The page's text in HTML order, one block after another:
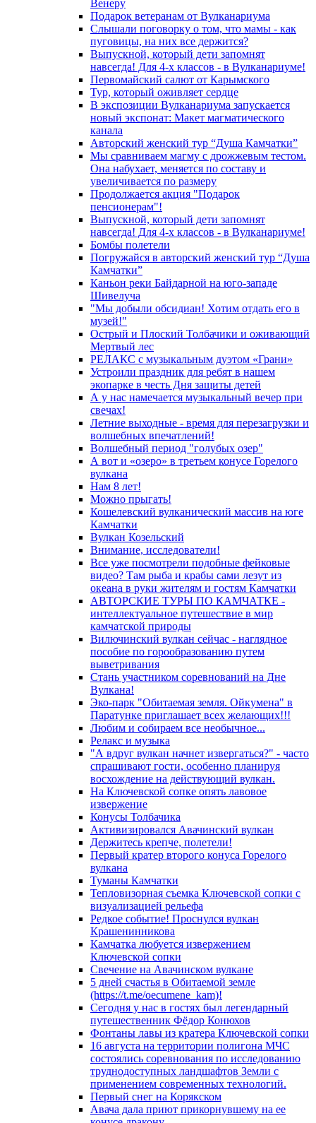
Венеру
Подарок ветеранам от Вулканариума
Слышали поговорку о том, что мамы - как
пуговицы, на них все держится?
Выпускной, который дети запомнят
навсегда! Для 4-х классов - в Вулканариуме!
Первомайский салют от Карымского
Тур, который оживляет сердце
В экспозиции Вулканариума запускается
новый экспонат: Макет магматического
канала
Авторский женский тур “Душа Камчатки”
Мы сравниваем магму с дрожжевым тестом.
Она набухает, меняется по составу и
увеличивается по размеру
Продолжается акция "Подарок
пенсионерам"!
Выпускной, который дети запомнят
навсегда! Для 4-х классов - в Вулканариуме!
Бомбы полетели
Погружайся в авторский женский тур “Душа
Камчатки”
Каньон реки Байдарной на юго-западе
Шивелуча
"Мы добыли обсидиан! Хотим отдать его в
музей!"
Острый и Плоский Толбачики и оживающий
Мертвый лес
РЕЛАКС с музыкальным дуэтом «Грани»
Устроили праздник для ребят в нашем
экопарке в честь Дня защиты детей
А у нас намечается музыкальный вечер при
свечах!
Летние выходные - время для перезагрузки и
волшебных впечатлений!
Волшебный период "голубых озер"
А вот и «озеро» в третьем конусе Горелого
вулкана
Нам 8 лет!
Можно прыгать!
Кошелевский вулканический массив на юге
Камчатки
Вулкан Козельский
Внимание, исследователи!
Все уже посмотрели подобные фейковые
видео? Там рыба и крабы сами лезут из
океана в руки жителям и гостям Камчатки
АВТОРСКИЕ ТУРЫ ПО КАМЧАТКЕ -
интеллектуальное путешествие в мир
камчатской природы
Вилючинский вулкан сейчас - наглядное
пособие по горообразованию путем
выветривания
Стань участником соревнований на Дне
Вулкана!
Эко-парк "Обитаемая земля. Ойкумена" в
Паратунке приглашает всех желающих!!!
Любим и собираем все необычное...
Релакс и музыка
"А вдруг вулкан начнет извергаться?" - часто
спрашивают гости, особенно планируя
восхождение на действующий вулкан.
На Ключевской сопке опять лавовое
извержение
Конусы Толбачика
Активизировался Авачинский вулкан
Держитесь крепче, полетели!
Первый кратер второго конуса Горелого
вулкана
Туманы Камчатки
Тепловизорная съемка Ключевской сопки с
визуализацией рельефа
Редкое событие! Проснулся вулкан
Крашенинникова
Камчатка любуется извержением
Ключевской сопки
Свечение на Авачинском вулкане
5 дней счастья в Обитаемой земле
(https://t.me/oecumene_kam)!
Сегодня у нас в гостях был легендарный
путешественник Фёдор Конюхов
Фонтаны лавы из кратера Ключевской сопки
16 августа на территории полигона МЧС
состоялись соревнования по исследованию
труднодоступных ландшафтов Земли с
применением современных технологий.
Первый снег на Корякском
Авача дала приют прикорнувшему на ее